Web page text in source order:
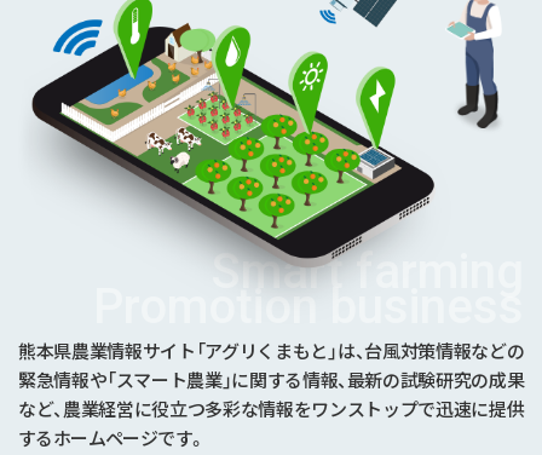
Smart farming
Promotion business
熊本県農業情報サイト「アグリくまもと」は、台風対策情報などの
緊急情報や「スマート農業」に関する情報、最新の試験研究の成果
など、農業経営に役立つ多彩な情報をワンストップで迅速に提供
するホームページです。